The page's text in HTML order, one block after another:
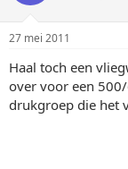
27 mei 2011
Haal toch een
over voor een
drukgroep die het